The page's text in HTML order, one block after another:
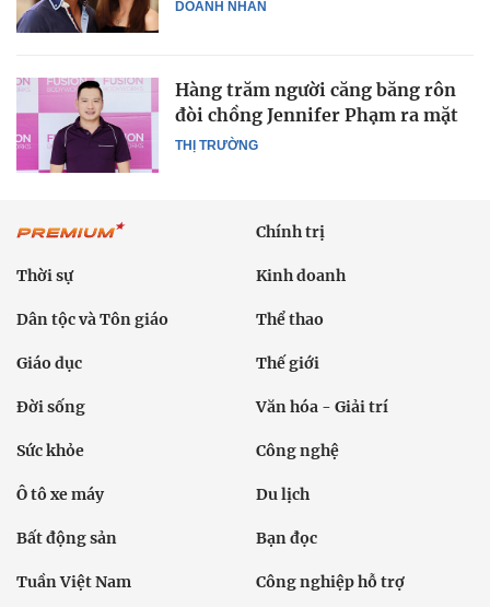
DOANH NHÂN
THỊ TRƯỜNG
Hàng trăm người căng băng rôn
đòi chồng Jennifer Phạm ra mặt
Chính trị
Thời sự Kinh doanh
Dân tộc và Tôn giáo Thể thao
Giáo dục Thế giới
Đời sống Văn hóa - Giải trí
Sức khỏe Công nghệ
Ô tô xe máy Du lịch
Bất động sản Bạn đọc
Tuần Việt Nam Công nghiệp hỗ trợ